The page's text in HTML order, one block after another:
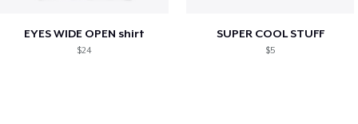
EYES WIDE OPEN shirt
$24
SUPER COOL STUFF
$5